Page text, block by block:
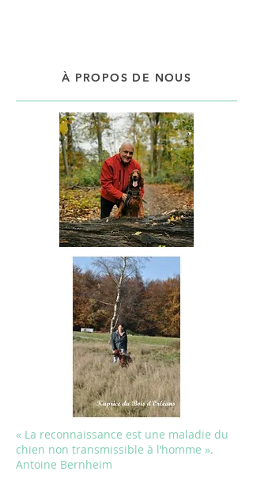
À PROPOS DE NOUS
« La reconnaissance est une maladie du
chien non transmissible à l’homme ».
Antoine Bernheim